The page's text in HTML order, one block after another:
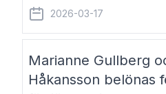
projektledare inom
utkom i fjol med boken
2026-03-17
Marianne Gullberg
Håkansson belönas